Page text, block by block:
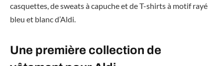
casquettes, de sweats à capuche et de T-shirts à motif rayé
bleu et blanc d’Aldi.
Une première collection de